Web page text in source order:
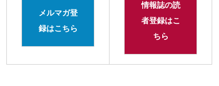
メルマガ登
録はこちら
情報誌の読
者登録はこ
ちら